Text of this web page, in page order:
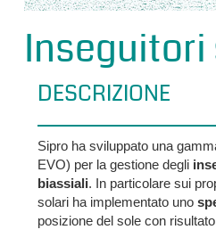
Inseguitori
DESCRIZIONE
Sipro ha sviluppato una
EVO) per la gestione degli
biassiali. In particolare sui
solari ha implementato uno
posizione del sole con